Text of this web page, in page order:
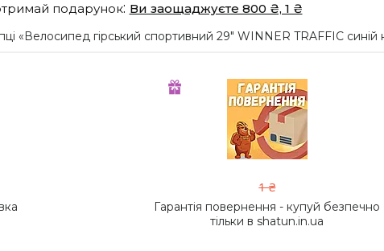
подарунок Ви заощаджуєте 800 ₴, 1 ₴
«Велосипед гірський спортивний 29" WINNER TRAFFIC синій
1 ₴
Гарантія повернення - купуй безпечно
тільки в shatun.in.ua